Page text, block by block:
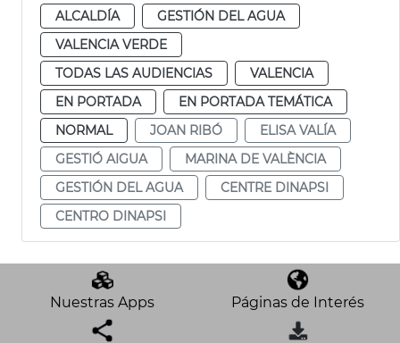
ALCALDÍA
GESTIÓN DEL AGUA
VALENCIA VERDE
TODAS LAS AUDIENCIAS
VALENCIA
EN PORTADA
EN PORTADA TEMÁTICA
NORMAL
JOAN RIBÓ
ELISA VALÍA
GESTIÓ AIGUA
MARINA DE VALÈNCIA
GESTIÓN DEL AGUA
CENTRE DINAPSI
CENTRO DINAPSI
Nuestras Apps Páginas de Interés